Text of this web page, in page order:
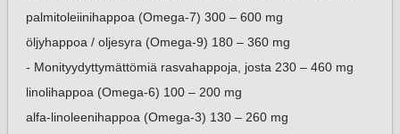
palmitoleiinihappoa (Omega-7) 300 – 600 mg
öljyhappoa / oljesyra (Omega-9) 180 – 360 mg
- Monityydyttymättömiä rasvahappoja, josta 230 – 460 mg
linolihappoa (Omega-6) 100 – 200 mg
alfa-linoleenihappoa (Omega-3) 130 – 260 mg